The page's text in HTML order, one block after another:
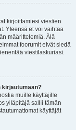
kirjoittamiesi viestien
Yleensä et voi vaihtaa
määrittelemiä. Älä
foorumit eivät siedä
viestilaskuriasi.
kirjautumaan?
muille käyttäjille
ylläpitäjä sallii tämän
käyttäjät